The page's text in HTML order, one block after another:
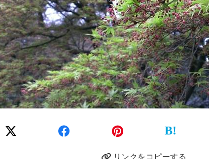
B!
リンクをコピーする